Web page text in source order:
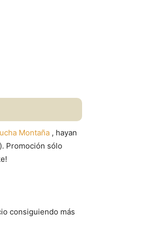
Montaña , hayan
Promoción sólo
consiguiendo más